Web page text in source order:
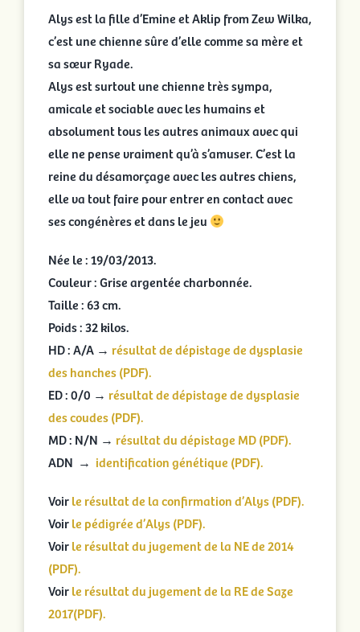
Alys est la fille d’Emine et Aklip from Zew Wilka,
c’est une chienne sûre d’elle comme sa mère et
sa sœur Ryade.
Alys est surtout une chienne très sympa,
amicale et sociable avec les humains et
absolument tous les autres animaux avec qui
elle ne pense vraiment qu’à s’amuser. C’est la
reine du désamorçage avec les autres chiens,
elle va tout faire pour entrer en contact avec
ses congénères et dans le jeu
Née le : 19/03/2013.
Couleur : Grise argentée charbonnée.
Taille : 63 cm.
Poids : 32 kilos.
HD : A/A → résultat de dépistage de dysplasie
des hanches (PDF).
ED : 0/0 → résultat de dépistage de dysplasie
des coudes (PDF).
MD : N/N → résultat du dépistage MD (PDF).
ADN → identification génétique (PDF).
Voirle résultat de la confirmation d’Alys (PDF).
Voirle pédigrée d’Alys (PDF).
Voirle résultat du jugement de la NE de 2014
(PDF).
Voirle résultat du jugement de la RE de Saze
2017(PDF).